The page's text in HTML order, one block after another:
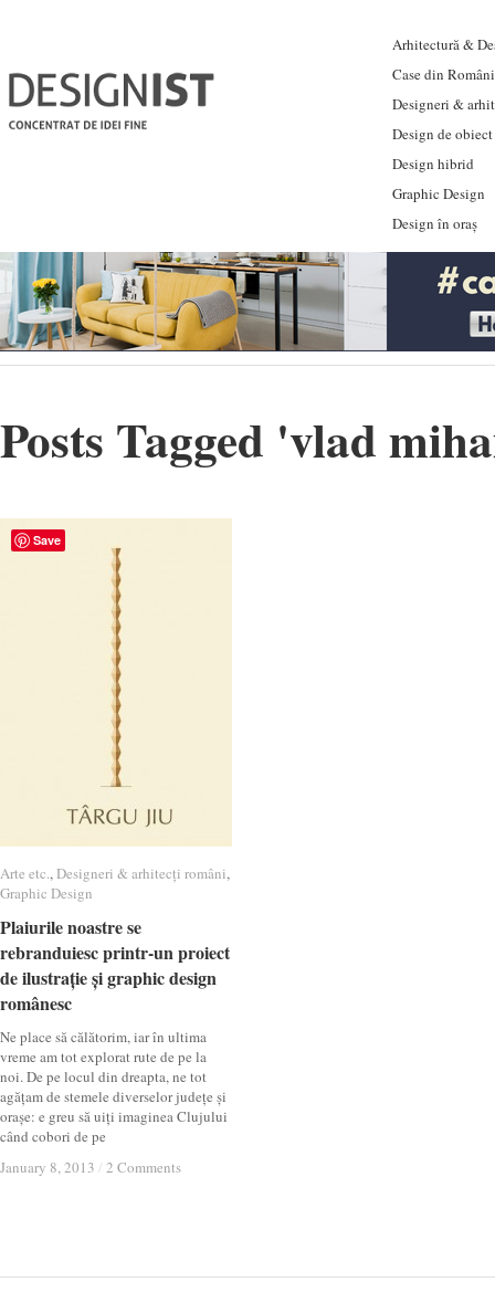
Arhitectură &
Case din
Designeri &
Design de obiect
Design hibrid
Graphic Design
Design în oraș
Posts Tagged 'vlad
Arte etc.,Designeri & arhitecți români,
Graphic Design
Plaiurile noastre se
rebranduiesc printr-un proiect
de ilustrație și graphic design
românesc
Ne place să călătorim, iar în ultima
vreme am tot explorat rute de pe la
noi. De pe locul din dreapta, ne tot
agățam de stemele diverselor județe și
orașe: e greu să uiți imaginea Clujului
când cobori de pe
January 8, 2013 / 2 Comments
Arte etc. Designeri & arhitecți români
Graphic Design
Plaiurile noastre se
rebranduiesc printr-un proiect
de ilustrație și graphic design
românesc
January 8, 2013 / 2 Comments
Save